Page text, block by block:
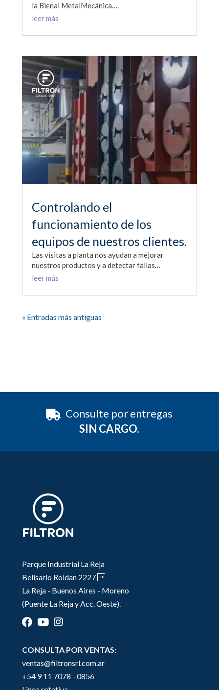
la Bienal MetalMecánica….
leer más
Controlando el
funcionamiento de los
equipos de nuestros clientes.
Las visitas a planta nos ayudan a mejorar
nuestros productos y a detectar fallas…
leer más
« Entradas más antiguas
Consulte por entregas
SIN CARGO.
Parque Industrial La Reja
Belisario Roldan 2227 
La Reja - Buenos Aires - Moreno
(Puente La Reja y Acc. Oeste).
CONSULTA POR VENTAS:
ventas@filtronsrl.com.ar
+54 9 11 7078 - 0856